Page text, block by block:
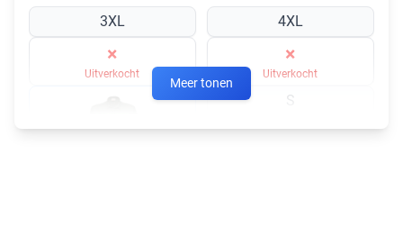
3XL
×
Uitverkocht
4XL
×
Uitverkocht
S
×
Meer tonen